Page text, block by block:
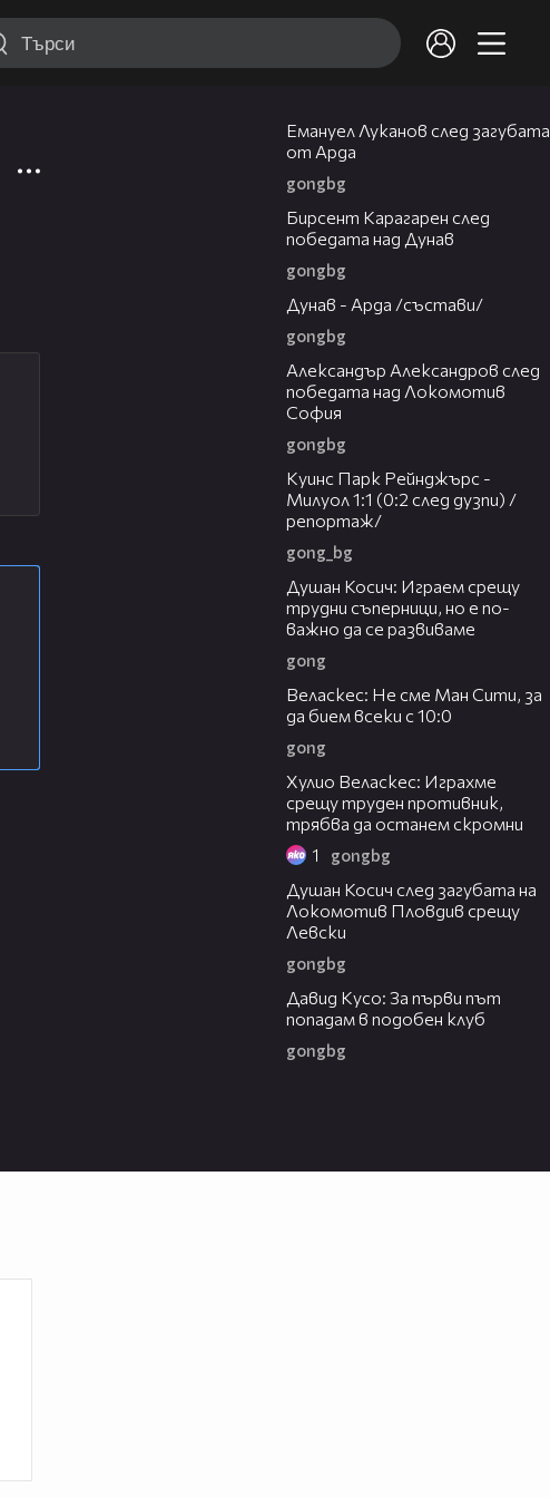
Емануел Луканов след загубата
от Арда
gongbg
Бирсент Карагарен след
победата над Дунав
gongbg
Дунав - Арда /състави/
gongbg
Александър Александров след
победата над Локомотив
София
gongbg
Куинс Парк Рейнджърс -
Милуол 1:1 (0:2 след дузпи) /
репортаж/
gong_bg
Душан Косич: Играем срещу
трудни съперници, но е по-
важно да се развиваме
gong
Веласкес: Не сме Ман Сити, за
да бием всеки с 10:0
gong
Хулио Веласкес: Играхме
срещу труден противник,
трябва да останем скромни
1 gongbg
Душан Косич след загубата на
Локомотив Пловдив срещу
Левски
gongbg
Давид Кусо: За първи път
попадам в подобен клуб
gongbg